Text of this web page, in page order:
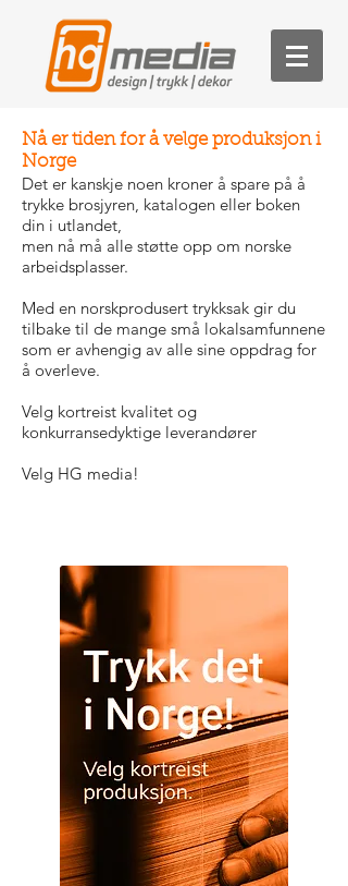
Nå er tiden for å velge produksjon i
Norge
Det er kanskje noen kroner å spare på å
trykke brosjyren, katalogen eller boken
din i utlandet,
men nå må alle støtte opp om norske
arbeidsplasser.
Med en norskprodusert trykksak gir du
tilbake til de mange små lokalsamfunnene
som er avhengig av alle sine oppdrag for
å overleve.
Velg kortreist kvalitet og
konkurransedyktige leverandører
Velg HG media!